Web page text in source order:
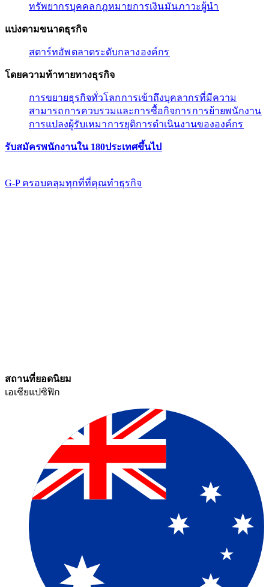
ทรัพยากรบุคคล​​กฎหมาย​​การเงิน​​มัน​​ภาวะผู้นํา​​
แบ่งตามขนาดธุรกิจ​​
สตาร์ทอัพ​​ตลาดระดับกลาง​​องค์กร​​
โดยความท้าทายทางธุรกิจ​​
การขยายธุรกิจทั่วโลก​​การเข้าถึงบุคลากรที่มีความ
สามารถ​​การควบรวมและการซื้อกิจการ​​การย้ายพนักงาน​​
การแปลงผู้รับเหมา​​การยุติการดำเนินงานขององค์กร​​
รับสมัครพนักงานใน 180ประเทศขึ้นไป​​
G-P ครอบคลุมทุกที่ที่คุณทําธุรกิจ​​
สถานที่ยอดนิยม​​
เอเชียแปซิฟิก​​